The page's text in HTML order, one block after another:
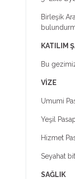
Birleşik
KATILIM
Bu
VİZE
Yeşil
Seyahat
SAĞLIK